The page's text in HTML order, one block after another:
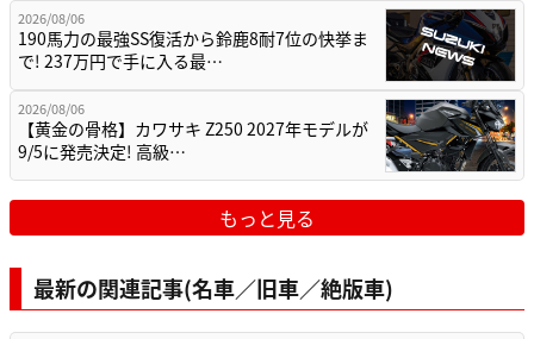
2026/08/06
190馬力の最強SS復活から鈴鹿8耐7位の快挙ま
で! 237万円で手に入る最…
2026/08/06
【黄金の骨格】カワサキ Z250 2027年モデルが
9/5に発売決定! 高級…
もっと見る
最新の関連記事(名車／旧車／絶版車)